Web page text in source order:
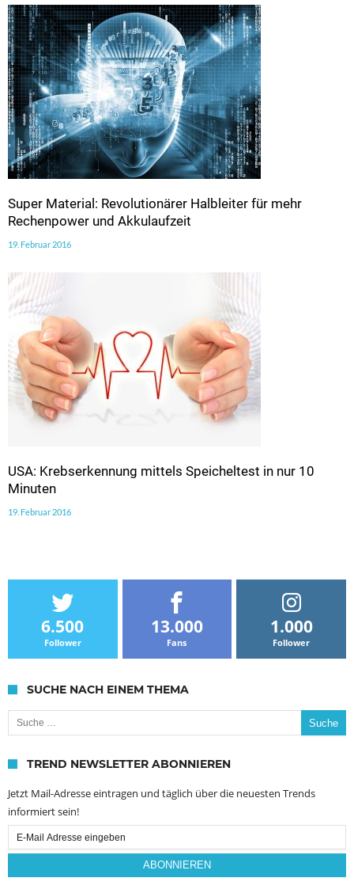
Super Material: Revolutionärer Halbleiter für mehr
Rechenpower und Akkulaufzeit
19. Februar 2016
USA: Krebserkennung mittels Speicheltest in nur 10
Minuten
19. Februar 2016
6.500
Follower
13.000
Fans
1.000
Follower
SUCHE NACH EINEM THEMA
Suche nach:
TREND NEWSLETTER ABONNIEREN
Jetzt Mail-Adresse eintragen und täglich über die neuesten Trends
informiert sein!
Email
Subscription
ABONNIEREN